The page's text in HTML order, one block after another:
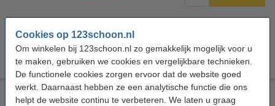
Cookies op 123schoon.nl
Om winkelen bij 123schoon.nl zo gemakkelijk mogelijk voor u
te maken, gebruiken we cookies en vergelijkbare technieken.
De functionele cookies zorgen ervoor dat de website goed
werkt. Daarnaast hebben ze een analytische functie die ons
helpt de website continu te verbeteren. We laten u graag
6 stuks van 150 ml
€ 19,99
Taft Styling Haargel Pot - Extreme Freezing 5 (250 ml)